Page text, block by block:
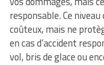
responsable. Ce
coûteux, mais ne
en cas d’accident
vol, bris de glace ou